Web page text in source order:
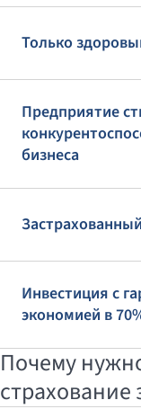
Только
Предприятие
бизнеса
Инвестиция с
экономией в
Почему
страхование